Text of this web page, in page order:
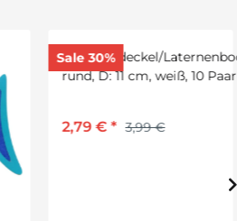
Sale 30%